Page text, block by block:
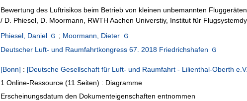
Bewertung des Luftrisikos beim Betrieb von kleinen unbemannten
/ D. Phiesel, D. Moormann, RWTH Aachen Universtiy, Institut für
Phiesel, Daniel ; Moormann, Dieter
Deutscher Luft- und Raumfahrtkongress 67. 2018 Friedrichshafen
[Bonn] : [Deutsche Gesellschaft für Luft- und Raumfahrt - Lilienthal-Oberth
1 Online-Ressource (11 Seiten) : Diagramme
Erscheinungsdatum den Dokumenteigenschaften entnommen